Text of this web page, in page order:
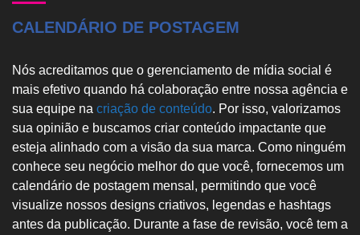
CALENDÁRIO DE POSTAGEM
Nós acreditamos que o gerenciamento de mídia social é
mais efetivo quando há colaboração entre nossa agência e
sua equipe na criação de conteúdo. Por isso, valorizamos
sua opinião e buscamos criar conteúdo impactante que
esteja alinhado com a visão da sua marca. Como ninguém
conhece seu negócio melhor do que você, fornecemos um
calendário de postagem mensal, permitindo que você
visualize nossos designs criativos, legendas e hashtags
antes da publicação. Durante a fase de revisão, você tem a